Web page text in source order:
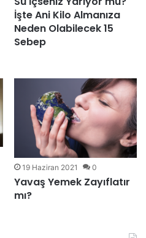
İşte Ani Kilo Almanıza
Neden Olabilecek 15
Sebep
19 Haziran 2021 0
Yavaş Yemek Zayıflatır
mı?